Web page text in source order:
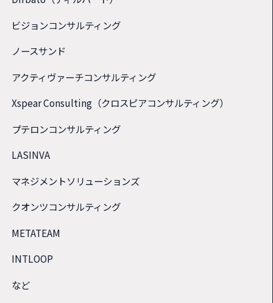
ビジョンコンサルティング
ノースサンド
アクティヴァーチコンサルティング
Xspear Consulting（クロスピアコンサルティング）
プテロンコンサルティング
LASINVA
マネジメントソリューションズ
クオンツコンサルティング
METATEAM
INTLOOP
など